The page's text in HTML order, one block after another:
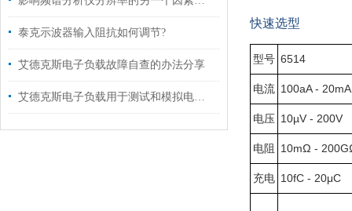
泰克示波器输入阻抗如何调节?
艾德克斯电子负载故障自查的办法分享
艾德克斯电子负载用于测试和模拟电源的负载条件
快速选型
型号 6514
电流 100aA - 20mA
电压 10µV - 200V
电阻 10mΩ -
充电 10fC - 20μC